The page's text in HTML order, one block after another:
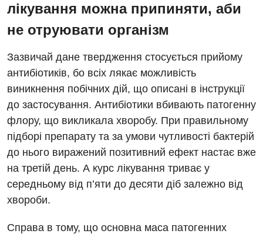
лікування можна припиняти, аби
не отруювати організм
Зазвичай дане твердження стосується прийому
антибіотиків, бо всіх лякає можливість
виникнення побічних дій, що описані в інструкції
до застосування. Антибіотики вбивають патогенну
флору, що викликала хворобу. При правильному
підборі препарату та за умови чутливості бактерій
до нього виражений позитивний ефект настає вже
на третій день. А курс лікування триває у
середньому від п’яти до десяти діб залежно від
хвороби.
Справа в тому, що основна маса патогенних